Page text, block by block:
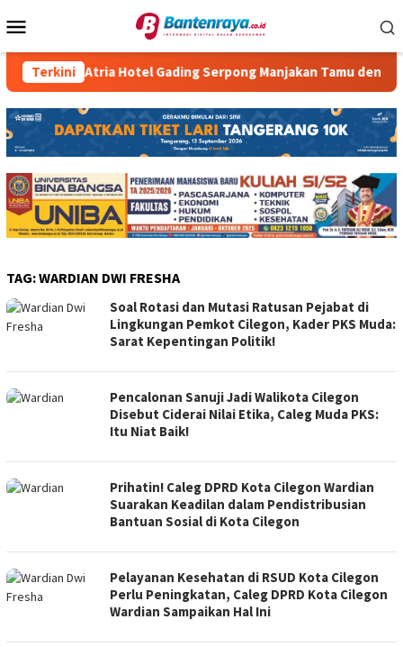
ke
Mobile
Terkini
Atria Hotel Gading Serpong Manjakan Tamu dengan
TAG:WARDIAN DWI FRESHA
Soal Rotasi dan Mutasi Ratusan Pejabat di
Lingkungan Pemkot Cilegon, Kader PKS Muda:
Sarat Kepentingan Politik!
Pencalonan Sanuji Jadi Walikota Cilegon
Disebut Ciderai Nilai Etika, Caleg Muda PKS:
Itu Niat Baik!
Prihatin! Caleg DPRD Kota Cilegon Wardian
Suarakan Keadilan dalam Pendistribusian
Bantuan Sosial di Kota Cilegon
Pelayanan Kesehatan di RSUD Kota Cilegon
Perlu Peningkatan, Caleg DPRD Kota Cilegon
Wardian Sampaikan Hal Ini